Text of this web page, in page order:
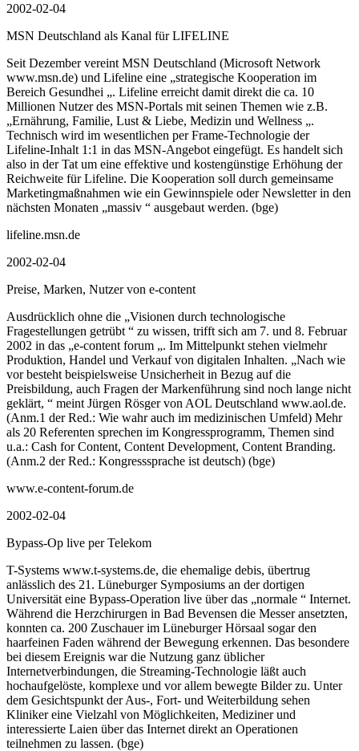
2002-02-04
MSN Deutschland als Kanal für LIFELINE
Seit Dezember vereint MSN Deutschland (Microsoft Network
www.msn.de) und Lifeline eine „strategische Kooperation im
Bereich Gesundhei „. Lifeline erreicht damit direkt die ca. 10
Millionen Nutzer des MSN-Portals mit seinen Themen wie z.B.
„Ernährung, Familie, Lust & Liebe, Medizin und Wellness „.
Technisch wird im wesentlichen per Frame-Technologie der
Lifeline-Inhalt 1:1 in das MSN-Angebot eingefügt. Es handelt sich
also in der Tat um eine effektive und kostengünstige Erhöhung der
Reichweite für Lifeline. Die Kooperation soll durch gemeinsame
Marketingmaßnahmen wie ein Gewinnspiele oder Newsletter in den
nächsten Monaten „massiv “ ausgebaut werden. (bge)
lifeline.msn.de
2002-02-04
Preise, Marken, Nutzer von e-content
Ausdrücklich ohne die „Visionen durch technologische
Fragestellungen getrübt “ zu wissen, trifft sich am 7. und 8. Februar
2002 in das „e-content forum „. Im Mittelpunkt stehen vielmehr
Produktion, Handel und Verkauf von digitalen Inhalten. „Nach wie
vor besteht beispielsweise Unsicherheit in Bezug auf die
Preisbildung, auch Fragen der Markenführung sind noch lange nicht
geklärt, “ meint Jürgen Rösger von AOL Deutschland www.aol.de.
(Anm.1 der Red.: Wie wahr auch im medizinischen Umfeld) Mehr
als 20 Referenten sprechen im Kongressprogramm, Themen sind
u.a.: Cash for Content, Content Development, Content Branding.
(Anm.2 der Red.: Kongresssprache ist deutsch) (bge)
www.e-content-forum.de
2002-02-04
Bypass-Op live per Telekom
T-Systems www.t-systems.de, die ehemalige debis, übertrug
anlässlich des 21. Lüneburger Symposiums an der dortigen
Universität eine Bypass-Operation live über das „normale “ Internet.
Während die Herzchirurgen in Bad Bevensen die Messer ansetzten,
konnten ca. 200 Zuschauer im Lüneburger Hörsaal sogar den
haarfeinen Faden während der Bewegung erkennen. Das besondere
bei diesem Ereignis war die Nutzung ganz üblicher
Internetverbindungen, die Streaming-Technologie läßt auch
hochaufgelöste, komplexe und vor allem bewegte Bilder zu. Unter
dem Gesichtspunkt der Aus-, Fort- und Weiterbildung sehen
Kliniker eine Vielzahl von Möglichkeiten, Mediziner und
interessierte Laien über das Internet direkt an Operationen
teilnehmen zu lassen. (bge)